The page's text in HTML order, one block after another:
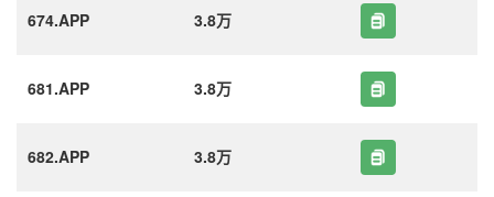
674.APP 3.8万
681.APP 3.8万
682.APP 3.8万